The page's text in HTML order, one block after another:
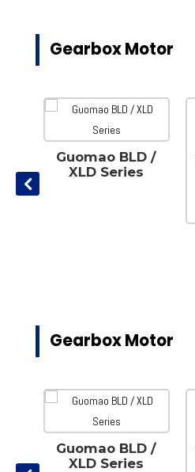
Gearbox Motor
Guomao BLD /
XLD Series
Gearbox Motor
Guomao BLD /
XLD Series